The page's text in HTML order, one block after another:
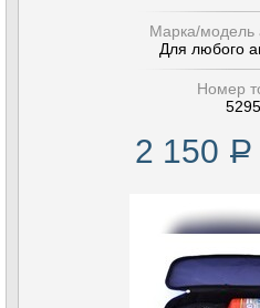
Марка/модель
Для любого
Номер
2 150 Р